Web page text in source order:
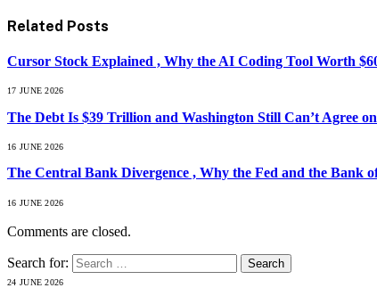
Related Posts
Cursor Stock Explained , Why the AI Coding Tool Worth
17 JUNE 2026
The Debt Is $39 Trillion and Washington Still Can’t Agree
16 JUNE 2026
The Central Bank Divergence , Why the Fed and the Bank
16 JUNE 2026
Comments are closed.
Search for:
24 JUNE 2026